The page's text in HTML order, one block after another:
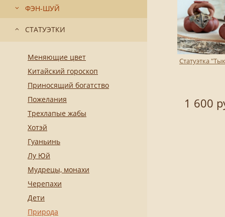
ФЭН-ШУЙ
СТАТУЭТКИ
Меняющие цвет
Китайский гороскоп
Приносящий богатство
Пожелания
Трехлапые жабы
Хотэй
Гуаньинь
Лу Юй
Мудрецы, монахи
Черепахи
Дети
Природа
Статуэтка
1 600